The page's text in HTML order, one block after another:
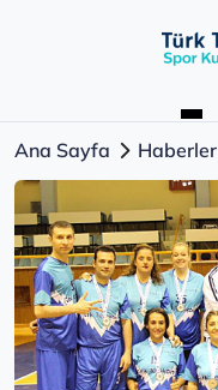
Ana Sayfa Haberler